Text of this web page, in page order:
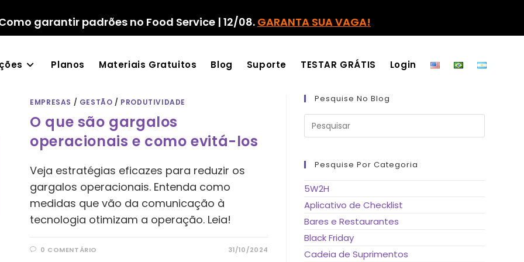
garantir padrões no Food Service | 12/08. GARANTA SUA VAGA!
Planos Materiais Gratuitos Blog Suporte TESTAR GRÁTIS Login
EMPRESAS / GESTÃO / PRODUTIVIDADE
O que são gargalos
operacionais e como evitá-los
Veja estratégias eficazes para reduzir os
gargalos operacionais. Entenda como
medidas que vão da comunicação à
tecnologia otimizam a operação. Leia!
0 COMENTÁRIO 31/10/2024
Pesquise No Blog
Pressione
tecla
Pesquise Por Categoria
5W2H
Aplicativo de Checklist
Bares e Restaurantes
Black Friday
Cadeia de Suprimentos